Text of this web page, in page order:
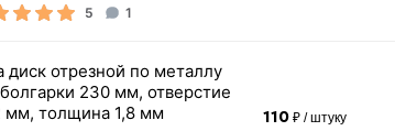
5 1
диск отрезной по металлу
230 мм, отверстие
мм, толщина 1,8 мм
110₽ / штуку